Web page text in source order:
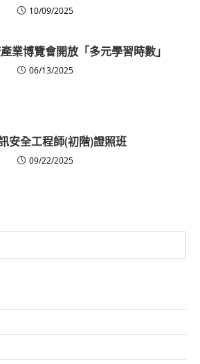
10/09/2025
業博覽會開放「多元學習時數」
06/13/2025
安全工程師(初階)證照班
09/22/2025